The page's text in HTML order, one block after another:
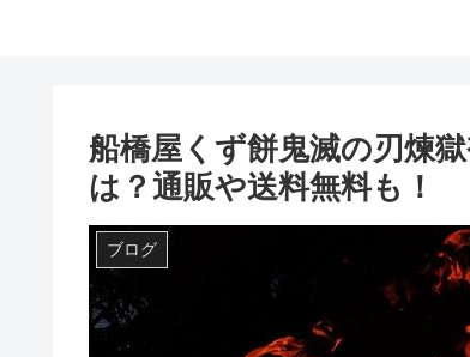
船橋屋くず餅鬼滅の刃煉
は？通販や送料無料も！
ブログ